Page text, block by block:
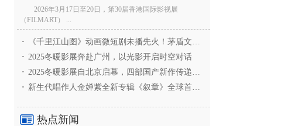
2026年3月17日至20日，第30届香港国际影视展
（FILMART） ...
·
《千里江山图》动画微短剧未播先火！茅盾文学奖IP首
· 2025冬暖影展奔赴广州，以光影开启时空对话
· 2025冬暖影展自北京启幕，四部国产新作传递银幕温情
· 新生代唱作人金婵紫全新专辑《叙章》全球首发，颠覆
热点新闻